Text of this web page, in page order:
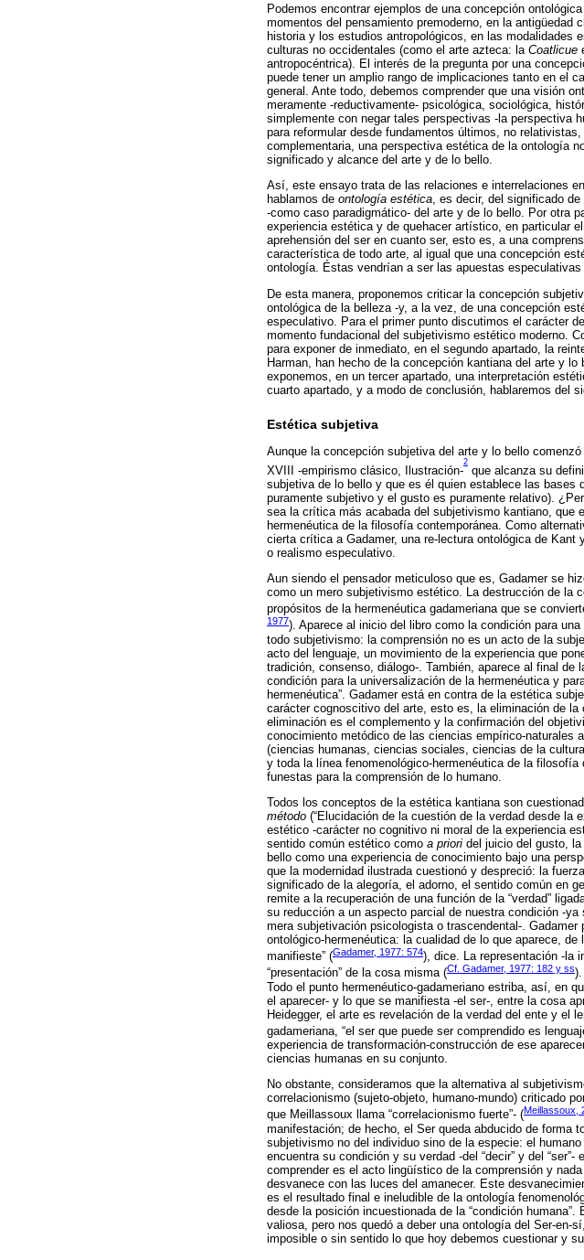
Podemos encontrar ejemplos de una concepción
momentos del pensamiento premoderno, en la
historia y los estudios antropológicos, en las
culturas no occidentales (como el arte azteca: la Coatlicue
antropocéntrica). El interés de la pregunta por una
puede tener un amplio rango de implicaciones tanto en el
general. Ante todo, debemos comprender que una visión
meramente -reductivamente- psicológica, sociológica,
simplemente con negar tales perspectivas -la perspectiva
para reformular desde fundamentos últimos, no
complementaria, una perspectiva estética de la ontología
significado y alcance del arte y de lo bello.
Así, este ensayo trata de las relaciones e interrelaciones
hablamos de ontología estética, es decir, del significado
-como caso paradigmático- del arte y de lo bello. Por otra
experiencia estética y de quehacer artístico, en particular
aprehensión del ser en cuanto ser, esto es, a una
característica de todo arte, al igual que una concepción
ontología. Éstas vendrían a ser las apuestas especulativas
De esta manera, proponemos criticar la concepción
ontológica de la belleza -y, a la vez, de una concepción
especulativo. Para el primer punto discutimos el carácter
momento fundacional del subjetivismo estético moderno.
para exponer de inmediato, en el segundo apartado, la
Harman, han hecho de la concepción kantiana del arte y
exponemos, en un tercer apartado, una interpretación
cuarto apartado, y a modo de conclusión, hablaremos del
Estética subjetiva
Aunque la concepción subjetiva del arte y lo bello
XVIII -empirismo clásico, Ilustración-
2
que alcanza su
subjetiva de lo bello y que es él quien establece las bases
puramente subjetivo y el gusto es puramente relativo).
sea la crítica más acabada del subjetivismo kantiano, que
hermenéutica de la filosofía contemporánea. Como
cierta crítica a Gadamer, una re-lectura ontológica de
o realismo especulativo.
Aun siendo el pensador meticuloso que es, Gadamer se
como un mero subjetivismo estético. La destrucción de la
propósitos de la hermenéutica gadameriana que se
1977). Aparece al inicio del libro como la condición para
todo subjetivismo: la comprensión no es un acto de la
acto del lenguaje, un movimiento de la experiencia que
tradición, consenso, diálogo-. También, aparece al final de
condición para la universalización de la hermenéutica y
hermenéutica”. Gadamer está en contra de la estética
carácter cognoscitivo del arte, esto es, la eliminación de
eliminación es el complemento y la confirmación del
conocimiento metódico de las ciencias empírico-naturales
(ciencias humanas, ciencias sociales, ciencias de la
y toda la línea fenomenológico-hermenéutica de la
funestas para la comprensión de lo humano.
Todos los conceptos de la estética kantiana son
método (“Elucidación de la cuestión de la verdad desde la
estético -carácter no cognitivo ni moral de la experiencia
sentido común estético como a priori del juicio del gusto,
bello como una experiencia de conocimiento bajo una
que la modernidad ilustrada cuestionó y despreció: la
significado de la alegoría, el adorno, el sentido común en
remite a la recuperación de una función de la “verdad”
su reducción a un aspecto parcial de nuestra condición -
mera subjetivación psicologista o trascendental-.
ontológico-hermenéutica: la cualidad de lo que aparece,
manifieste” (Gadamer, 1977: 574), dice. La representación -la
“presentación” de la cosa misma (Cf. Gadamer, 1977: 182 y ss
Todo el punto hermenéutico-gadameriano estriba, así, en
el aparecer- y lo que se manifiesta -el ser-, entre la cosa
Heidegger, el arte es revelación de la verdad del ente y el
gadameriana, “el ser que puede ser comprendido es
experiencia de transformación-construcción de ese
ciencias humanas en su conjunto.
No obstante, consideramos que la alternativa al
correlacionismo (sujeto-objeto, humano-mundo) criticado
que Meillassoux llama “correlacionismo fuerte”- (Meillassoux,
manifestación; de hecho, el Ser queda abducido de forma
subjetivismo no del individuo sino de la especie: el
encuentra su condición y su verdad -del “decir” y del
comprender es el acto lingüístico de la comprensión y
desvanece con las luces del amanecer. Este
es el resultado final e ineludible de la ontología
desde la posición incuestionada de la “condición
valiosa, pero nos quedó a deber una ontología del Ser-en-
imposible o sin sentido lo que hoy debemos cuestionar y